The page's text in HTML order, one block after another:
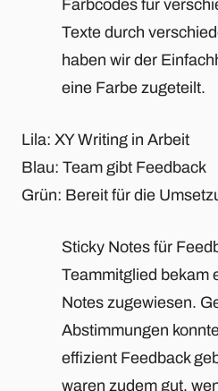
Farbcodes für
Texte durch
haben wir der
eine Farbe zugeteilt.
Lila: XY Writing in Arbeit
Blau: Team gibt Feedback
Grün: Bereit für die
Sticky Notes für
Teammitglied bekam
Notes zugewiesen.
Abstimmungen
effizient Feedback
waren zudem gut,